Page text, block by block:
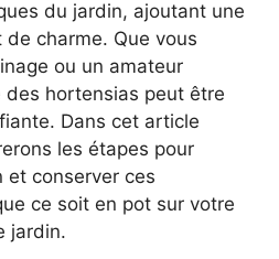
du jardin, ajoutant une
de charme. Que vous
ou un amateur
des hortensias peut être
Dans cet article
les étapes pour
et conserver ces
ce soit en pot sur votre
jardin.